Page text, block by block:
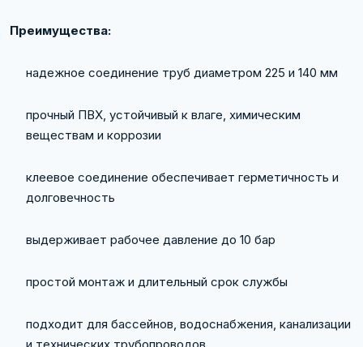
Преимущества:
надежное соединение труб диаметром 225 и 140 мм
прочный ПВХ, устойчивый к влаге, химическим
веществам и коррозии
клеевое соединение обеспечивает герметичность и
долговечность
выдерживает рабочее давление до 10 бар
простой монтаж и длительный срок службы
подходит для бассейнов, водоснабжения, канализации